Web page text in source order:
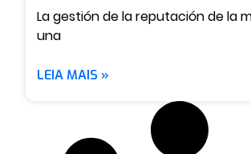
La gestión de la reputación de la
una
LEIA MAIS »